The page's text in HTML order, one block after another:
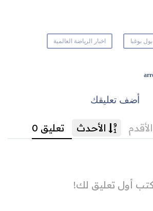
بول بوغبا اخبار الرياضة العالمية
أضف تعليقك